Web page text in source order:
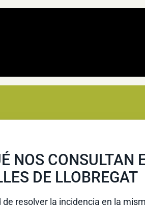
NOS CONSULTAN
DE LLOBREGAT
de resolver la incidencia en la